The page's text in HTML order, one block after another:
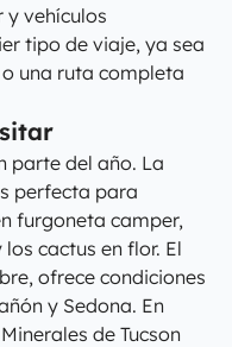
vehículos
tipo de viaje, ya sea
una ruta completa
parte del año. La
perfecta para
furgoneta camper,
cactus en flor. El
ofrece condiciones
y Sedona. En
de Tucson